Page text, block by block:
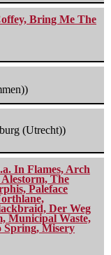
Bring Me The
(Utrecht))
In Flames, Arch
The
Paleface
Der Weg
Municipal Waste,
Spring, Misery